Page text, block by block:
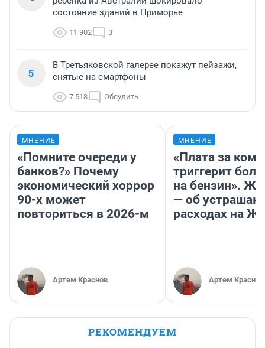
состояние зданий в Приморье
11 902 3
5
В Третьяковской галерее покажут пейзажи,
снятые на смартфоны
7 518 Обсудить
МНЕНИЕ
«Помните очереди у
банков?» Почему
экономический хоррор
90-х может
повториться в 2026-м
Артем Краснов
МНЕНИЕ
«Плата за
триггерит
на бензин».
— об
расходах на
Артем Краснов
РЕКОМЕНДУЕМ